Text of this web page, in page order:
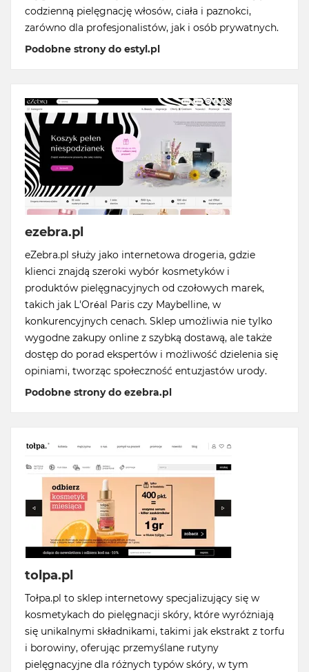
codzienną pielęgnację włosów, ciała i paznokci,
zarówno dla profesjonalistów, jak i osób prywatnych.
Podobne strony do estyl.pl
ezebra.pl
eZebra.pl służy jako internetowa drogeria, gdzie
klienci znajdą szeroki wybór kosmetyków i
produktów pielęgnacyjnych od czołowych marek,
takich jak L'Oréal Paris czy Maybelline, w
konkurencyjnych cenach. Sklep umożliwia nie tylko
wygodne zakupy online z szybką dostawą, ale także
dostęp do porad ekspertów i możliwość dzielenia się
opiniami, tworząc społeczność entuzjastów urody.
Podobne strony do ezebra.pl
tolpa.pl
Tołpa.pl to sklep internetowy specjalizujący się w
kosmetykach do pielęgnacji skóry, które wyróżniają
się unikalnymi składnikami, takimi jak ekstrakt z torfu
i borowiny, oferując przemyślane rutyny
pielęgnacyjne dla różnych typów skóry, w tym